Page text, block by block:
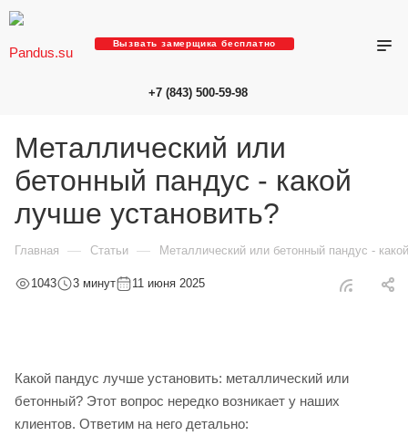
Вызвать замерщика бесплатно
+7 (843) 500-59-98
Металлический или
бетонный пандус - какой
лучше установить?
Главная — Статьи — Металлический или бетонный пандус -
1043 3 минут 11 июня 2025
Какой пандус лучше установить: металлический или
бетонный? Этот вопрос нередко возникает у наших
клиентов. Ответим на него детально: